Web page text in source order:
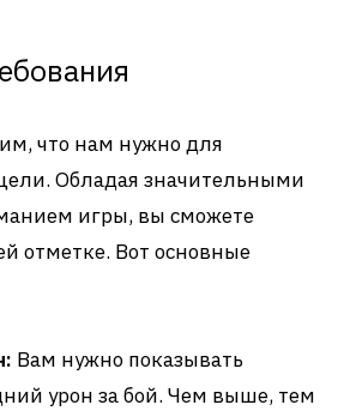
что нам нужно для
Обладая значительными
игры, вы сможете
отметке. Вот основные
Вам нужно показывать
урон за бой. Чем выше, тем